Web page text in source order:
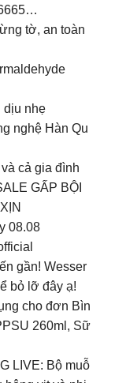
tờ, an toàn
dịu nhẹ
nghệ Hàn Qu
cả gia đình
GẤP BỘI
08.08
gần! Wesser
bỏ lỡ đây ạ!
cho đơn Bìn
260ml, Sữ
LIVE: Bộ muỗ